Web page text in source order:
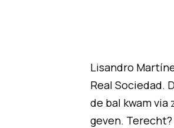
Lisandro
Real Sociedad.
de bal kwam
geven. Terecht?